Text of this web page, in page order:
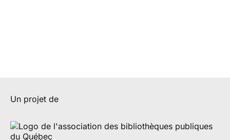
Un projet de